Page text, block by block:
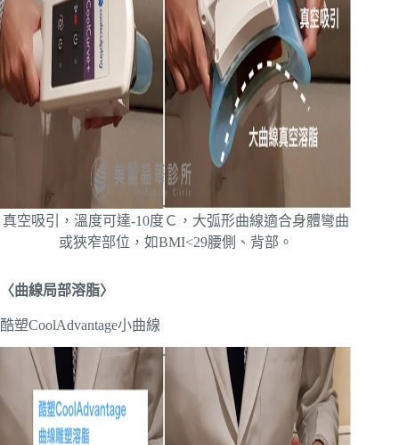
真空吸引，溫度可達-10度Ｃ，大弧形曲線適合身體彎曲
或狹窄部位，如BMI<29腰側、背部。
〈曲線局部溶脂〉
酷塑CoolAdvantage小曲線